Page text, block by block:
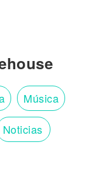
Música
Noticias